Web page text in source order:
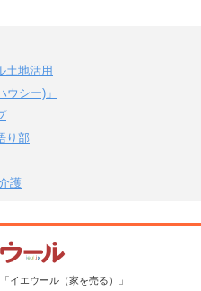
土地活用
シー)」
り部
護
イエウール（家を売る）」